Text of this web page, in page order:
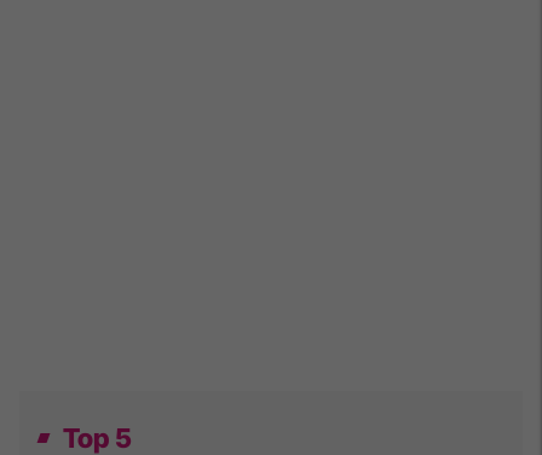
Top 5